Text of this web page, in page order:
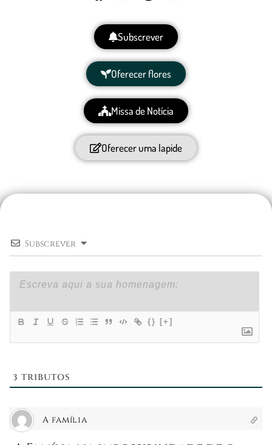
Subscrever
Oferecer flores
Missa de Notícia
Oferecer uma lapide
Subscrever
{} [+]
3 TRIBUTOS
A família